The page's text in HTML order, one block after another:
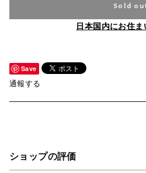
Sold
日本国内にお住
Save
通報する
ショップの評価